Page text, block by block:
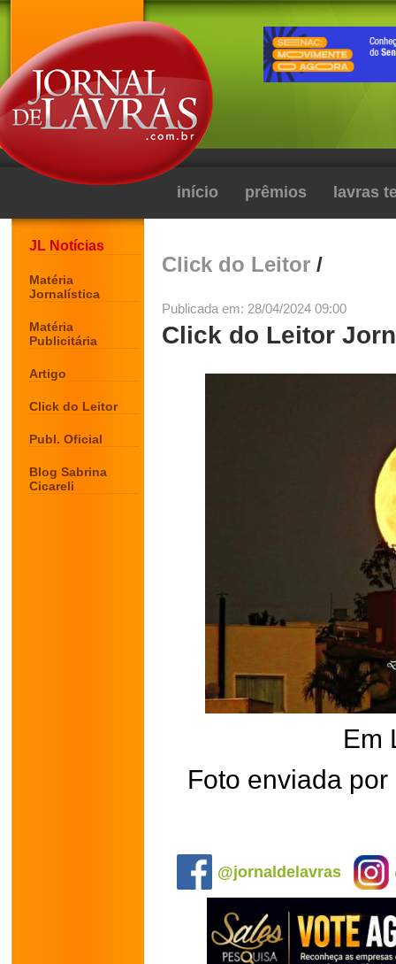
início prêmios lavras
JL Notícias
Matéria
Jornalística
Matéria
Publicitária
Artigo
Click do Leitor
Publ. Oficial
Blog Sabrina
Cicareli
Click do Leitor /
Publicada em: 28/04/2024 09:00
Click do Leitor
Em
Foto enviada
@jornaldelavras